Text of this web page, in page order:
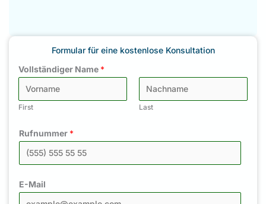
Formular für eine kostenlose Konsultation
Vollständiger Name *
First Last
Rufnummer *
E-Mail